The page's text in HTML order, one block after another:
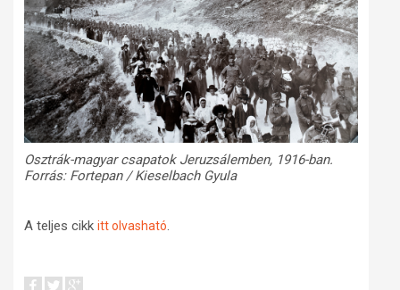
Osztrák-magyar csapatok Jeruzsálemben, 1916-ban.
Forrás: Fortepan / Kieselbach Gyula
A teljes cikk itt olvasható